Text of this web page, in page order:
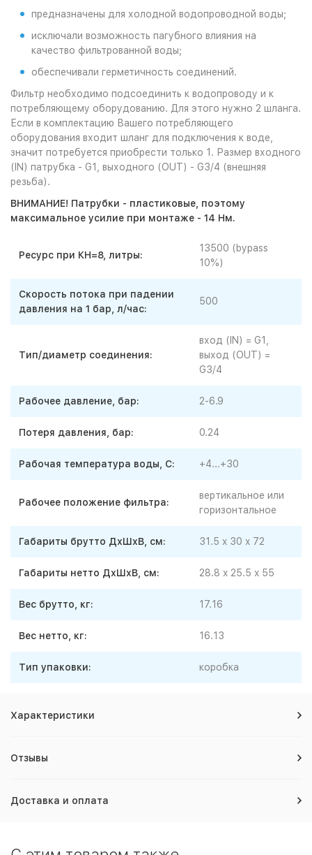
предназначены для холодной водопроводной воды;
исключали возможность пагубного влияния на
качество фильтрованной воды;
обеспечивали герметичность соединений.
Фильтр необходимо подсоединить к водопроводу и к
потребляющему оборудованию. Для этого нужно 2 шланга.
Если в комплектацию Вашего потребляющего
оборудования входит шланг для подключения к воде,
значит потребуется приобрести только 1. Размер входного
(IN) патрубка - G1, выходного (OUT) - G3/4 (внешняя
резьба).
ВНИМАНИЕ! Патрубки - пластиковые, поэтому
максимальное усилие при монтаже - 14 Нм.
Ресурс при КН=8, литры:
13500 (bypass
10%)
Скорость потока при падении
давления на 1 бар, л/час:
500
Тип/диаметр соединения:
вход (IN) = G1,
выход (OUT) =
G3/4
Рабочее давление, бар: 2-6.9
Потеря давления, бар: 0.24
Рабочая температура воды, С: +4...+30
Рабочее положение фильтра:
вертикальное или
горизонтальное
Габариты брутто ДхШхВ, см: 31.5 x 30 x 72
Габариты нетто ДхШхВ, см: 28.8 x 25.5 x 55
Вес брутто, кг: 17.16
Вес нетто, кг: 16.13
Тип упаковки: коробка
Характеристики
Отзывы
Доставка и оплата